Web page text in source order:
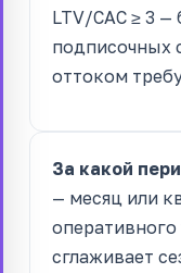
LTV/CAC ≥ 3
подписочных
оттоком
За какой
— месяц или
сглаживает